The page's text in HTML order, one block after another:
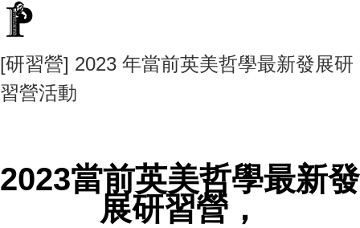
[研習營] 2023 年當前英美哲學最新發展研
習營活動
2023當前英美哲學最新發
展研習營，